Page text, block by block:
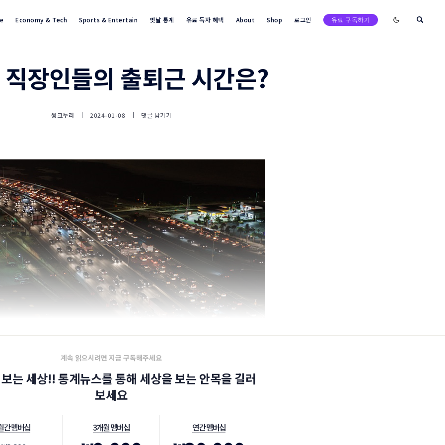
Economy & Tech Sports & Entertain 옛날 통계 유료 독자 혜택 About Shop 로그인 유료 구독하기 Enable dark mode
통계뉴스(www.statnews.net) 검색
장인들의 출퇴근 시간은?
씽크누리 2024-01-08 댓글 남기기
계속 읽으시려면 지금 구독해주세요
는 세상!! 통계뉴스를 통해 세상을 보는 안목을 길러
보세요
간 멤버십 3개월 멤버십 연간 멤버십